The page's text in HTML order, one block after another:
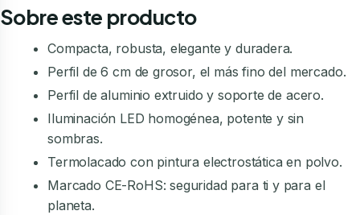
Sobre este producto
Compacta, robusta, elegante y duradera.
Perfil de 6 cm de grosor, el más fino del mercado.
Perfil de aluminio extruido y soporte de acero.
Iluminación LED homogénea, potente y sin
sombras.
Termolacado con pintura electrostática en polvo.
Marcado CE-RoHS: seguridad para ti y para el
planeta.